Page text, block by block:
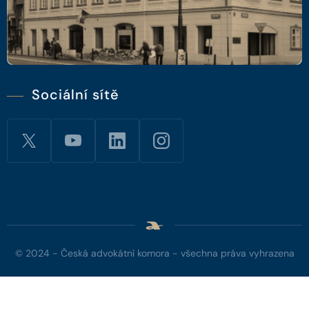
Sociální sítě
© 2024 - Česká advokátní komora - všechna práva vyhrazena